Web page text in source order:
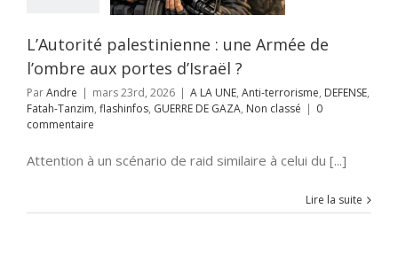
Non classé
L’Autorité palestinienne : une Armée de
l’ombre aux portes d’Israël ?
ParAndre | mars 23rd, 2026 | A LA UNE, Anti-terrorisme, DEFENSE,
Fatah-Tanzim, flashinfos, GUERRE DE GAZA, Non classé | 0
commentaire
Attention à un scénario de raid similaire à celui du [...]
Lire la suite